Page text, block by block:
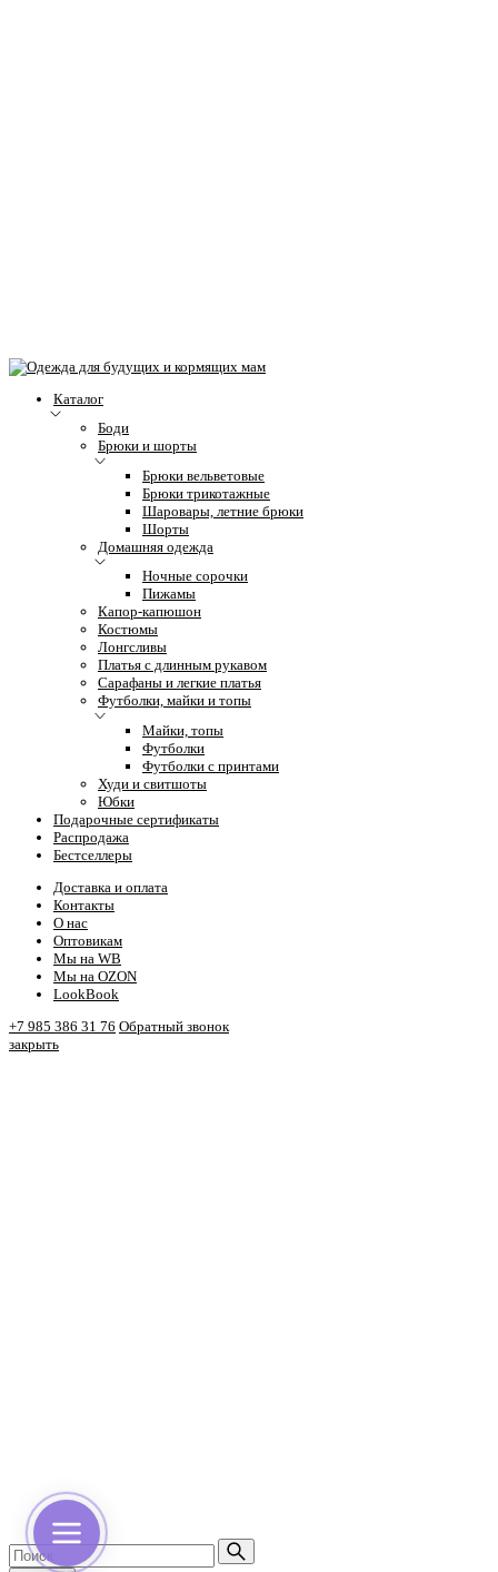
Каталог
Боди
Брюки и шорты
Брюки вельветовые
Брюки трикотажные
Шаровары, летние брюки
Шорты
Домашняя одежда
Ночные сорочки
Пижамы
Капор-капюшон
Костюмы
Лонгсливы
Платья с длинным рукавом
Сарафаны и легкие платья
Футболки, майки и топы
Майки, топы
Футболки
Футболки с принтами
Худи и свитшоты
Юбки
Подарочные сертификаты
Распродажа
Бестселлеры
Доставка и оплата
Контакты
О нас
Оптовикам
Мы на WB
Мы на OZON
LookBook
+7 985 386 31 76 Обратный звонок
закрыть